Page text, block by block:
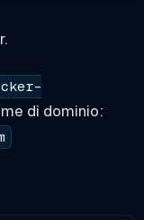
di dominio: